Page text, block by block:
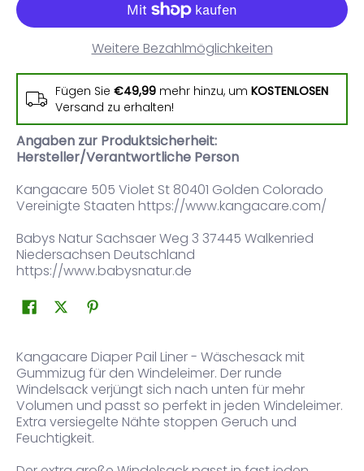
Weitere Bezahlmöglichkeiten
Fügen Sie €49,99 mehr hinzu, um KOSTENLOSEN
Versand zu erhalten!
Angaben zur Produktsicherheit:
Hersteller/Verantwortliche Person
Kangacare 505 Violet St 80401 Golden Colorado
Vereinigte Staaten https://www.kangacare.com/
Babys Natur Sachsaer Weg 3 37445 Walkenried
Niedersachsen Deutschland
https://www.babysnatur.de
Kangacare Diaper Pail Liner - Wäschesack mit
Gummizug für den Windeleimer. Der runde
Windelsack verjüngt sich nach unten für mehr
Volumen und passt so perfekt in jeden Windeleimer.
Extra versiegelte Nähte stoppen Geruch und
Feuchtigkeit.